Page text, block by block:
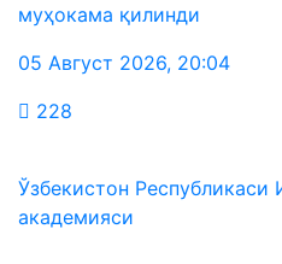
муҳокама қилинди
05 Август 2026, 20:04
228
Ўзбекистон
академияси